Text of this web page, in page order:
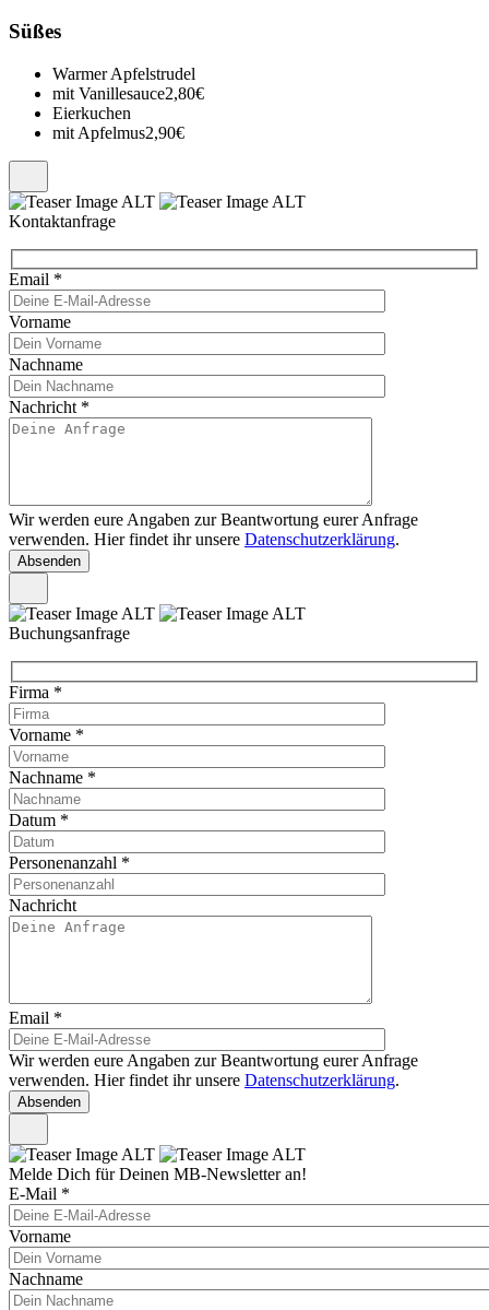
Süßes
Warmer Apfelstrudel
mit Vanillesauce2,80€
Eierkuchen
mit Apfelmus2,90€
Kontaktanfrage
Email *
Vorname
Nachname
Nachricht *
Wir werden eure Angaben zur Beantwortung eurer Anfrage
verwenden. Hier findet ihr unsere Datenschutzerklärung.
Buchungsanfrage
Firma *
Vorname *
Nachname *
Datum *
Personenanzahl *
Nachricht
Email *
Wir werden eure Angaben zur Beantwortung eurer Anfrage
verwenden. Hier findet ihr unsere Datenschutzerklärung.
Melde Dich für Deinen MB-Newsletter an!
E-Mail *
Vorname
Nachname